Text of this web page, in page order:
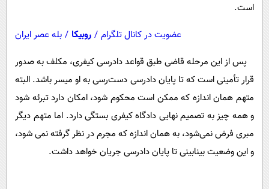
است.
عضویت در کانال تلگرام / روبیکا / بله عصر ایران
پس از این مرحله قاضی طبق قواعد دادرسی کیفری، مکلف به صدور
قرار تأمینی است که تا پایان دادرسی دست‌رسی به او میسر باشد. البته
متهم همان اندازه که ممکن است محکوم شود، امکان دارد تبرئه شود
و همه چیز به تصمیم نهایی دادگاه کیفری بستگی دارد. اما متهم دیگر
مبری فرض نمی‌شود، به همان اندازه که مجرم در نظر گرفته نمی شود،
و این وضعیت بینابینی تا پایان دادرسی جریان خواهد داشت.